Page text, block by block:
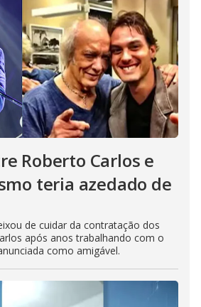
Roberto Carlos e
teria azedado de
de cuidar da contratação dos
após anos trabalhando com o
como amigável.